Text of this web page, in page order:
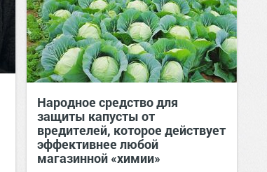
Народное средство для
защиты капусты от
вредителей, которое действует
эффективнее любой
магазинной «химии»